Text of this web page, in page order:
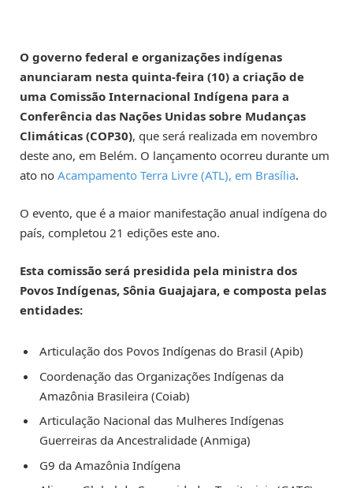
O governo federal e organizações indígenas
anunciaram nesta quinta-feira (10) a criação de
uma Comissão Internacional Indígena para a
Conferência das Nações Unidas sobre Mudanças
Climáticas (COP30), que será realizada em novembro
deste ano, em Belém. O lançamento ocorreu durante um
ato no Acampamento Terra Livre (ATL), em Brasília.
O evento, que é a maior manifestação anual indígena do
país, completou 21 edições este ano.
Esta comissão será presidida pela ministra dos
Povos Indígenas, Sônia Guajajara, e composta pelas
entidades:
Articulação dos Povos Indígenas do Brasil (Apib)
Coordenação das Organizações Indígenas da
Amazônia Brasileira (Coiab)
Articulação Nacional das Mulheres Indígenas
Guerreiras da Ancestralidade (Anmiga)
G9 da Amazônia Indígena